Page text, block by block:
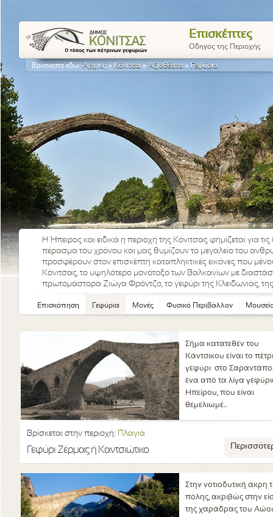
Επισκέπτες
Οδηγός της Περιοχής
Βρίσκεστε εδώ:Αρχική » Κόνιτσα » Αξιοθέατα » Γεφύρια
Η Ήπειρος και ειδικά η περιοχή της Κόνιτσας φημίζεται για
πέρασμα του χρόνου και μας θυμίζουν το μεγαλείο του
προσφέρουν στον επισκέπτη καταπληκτικές εικόνες που
Κόνιτσας, το υψηλότερο μονότοξο των Βαλκανίων με
πρωτομάστορα Ζιώγα Φρόντζο, το γεφύρι της Κλειδωνιάς,
Επισκόπηση Γεφύρια Μονές Φυσικό Περιβάλλον
Σήμα κατατεθέν του
Κάντσικου είναι το
γεφύρι στο
ένα από τα λίγα
Ηπείρου, που είναι
θεμελιωμέ...
Βρίσκεται στην περιοχή: Πλαγιά
Γεφύρι Ζέρμας ή Καντσιώτικο
Στην νοτιοδυτική άκρη
πόλης, ακριβώς στην
της χαράδρας του